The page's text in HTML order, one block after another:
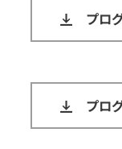
プロ
プロ